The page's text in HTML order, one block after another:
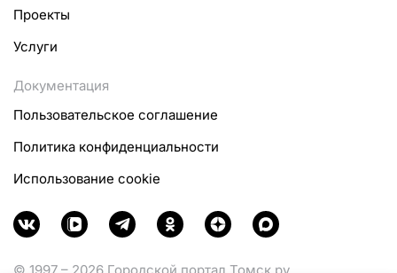
Проекты
Услуги
Документация
Пользовательское соглашение
Политика конфиденциальности
Использование cookie